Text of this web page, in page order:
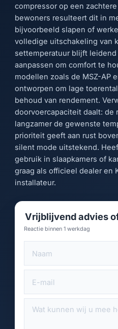
compressor op een
bewoners resulteert dit in
bijvoorbeeld slapen of
volledige uitschakeling van
settemperatuur blijft
aanpassen om comfort te
modellen zoals de MSZ-AP
ontworpen om lage
behoud van rendement.
doorvoercapaciteit daalt:
langzamer de gewenste
prioriteit geeft aan rust
silent mode uitstekend.
gebruik in slaapkamers of
graag als officieel dealer en
installateur.
Vrijblijvend advies
Reactie binnen 1 werkdag